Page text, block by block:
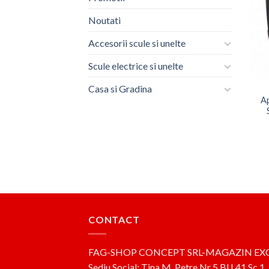
Noutati
Accesorii scule si unelte
Scule electrice si unelte
Casa si Gradina
CONTACT
FAG-SHOP CONCEPT SRL-MAGAZIN